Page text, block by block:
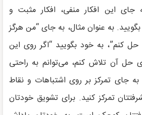
جای این افکار منفی، افکار مثبت و
بگویید. به عنوان مثال، به جای “من هرگز
حل کنم”، به خود بگویید “اگر روی این
حل آن تلاش کنم، می‌توانم به راحتی
جای تمرکز بر روی اشتباهات و نقاط
تمرکز کنید. برای تشویق خودتان